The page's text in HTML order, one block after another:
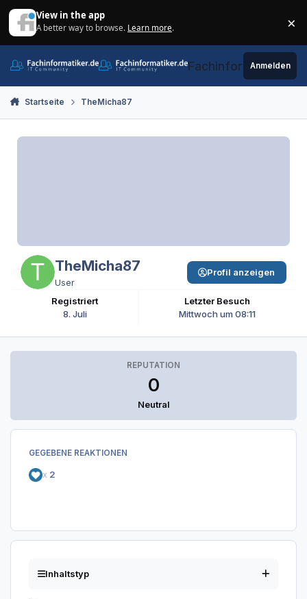
View in the app
A better way to browse. Learn more. ×
Fachinformatiker.de
Anmelden
Startseite TheMicha87
TheMicha87
User
Registriert
8. Juli
Letzter Besuch
Mittwoch um 08:11
Profil anzeigen
REPUTATION
0
Neutral
GEGEBENE REAKTIONEN
x 2
Inhaltstyp